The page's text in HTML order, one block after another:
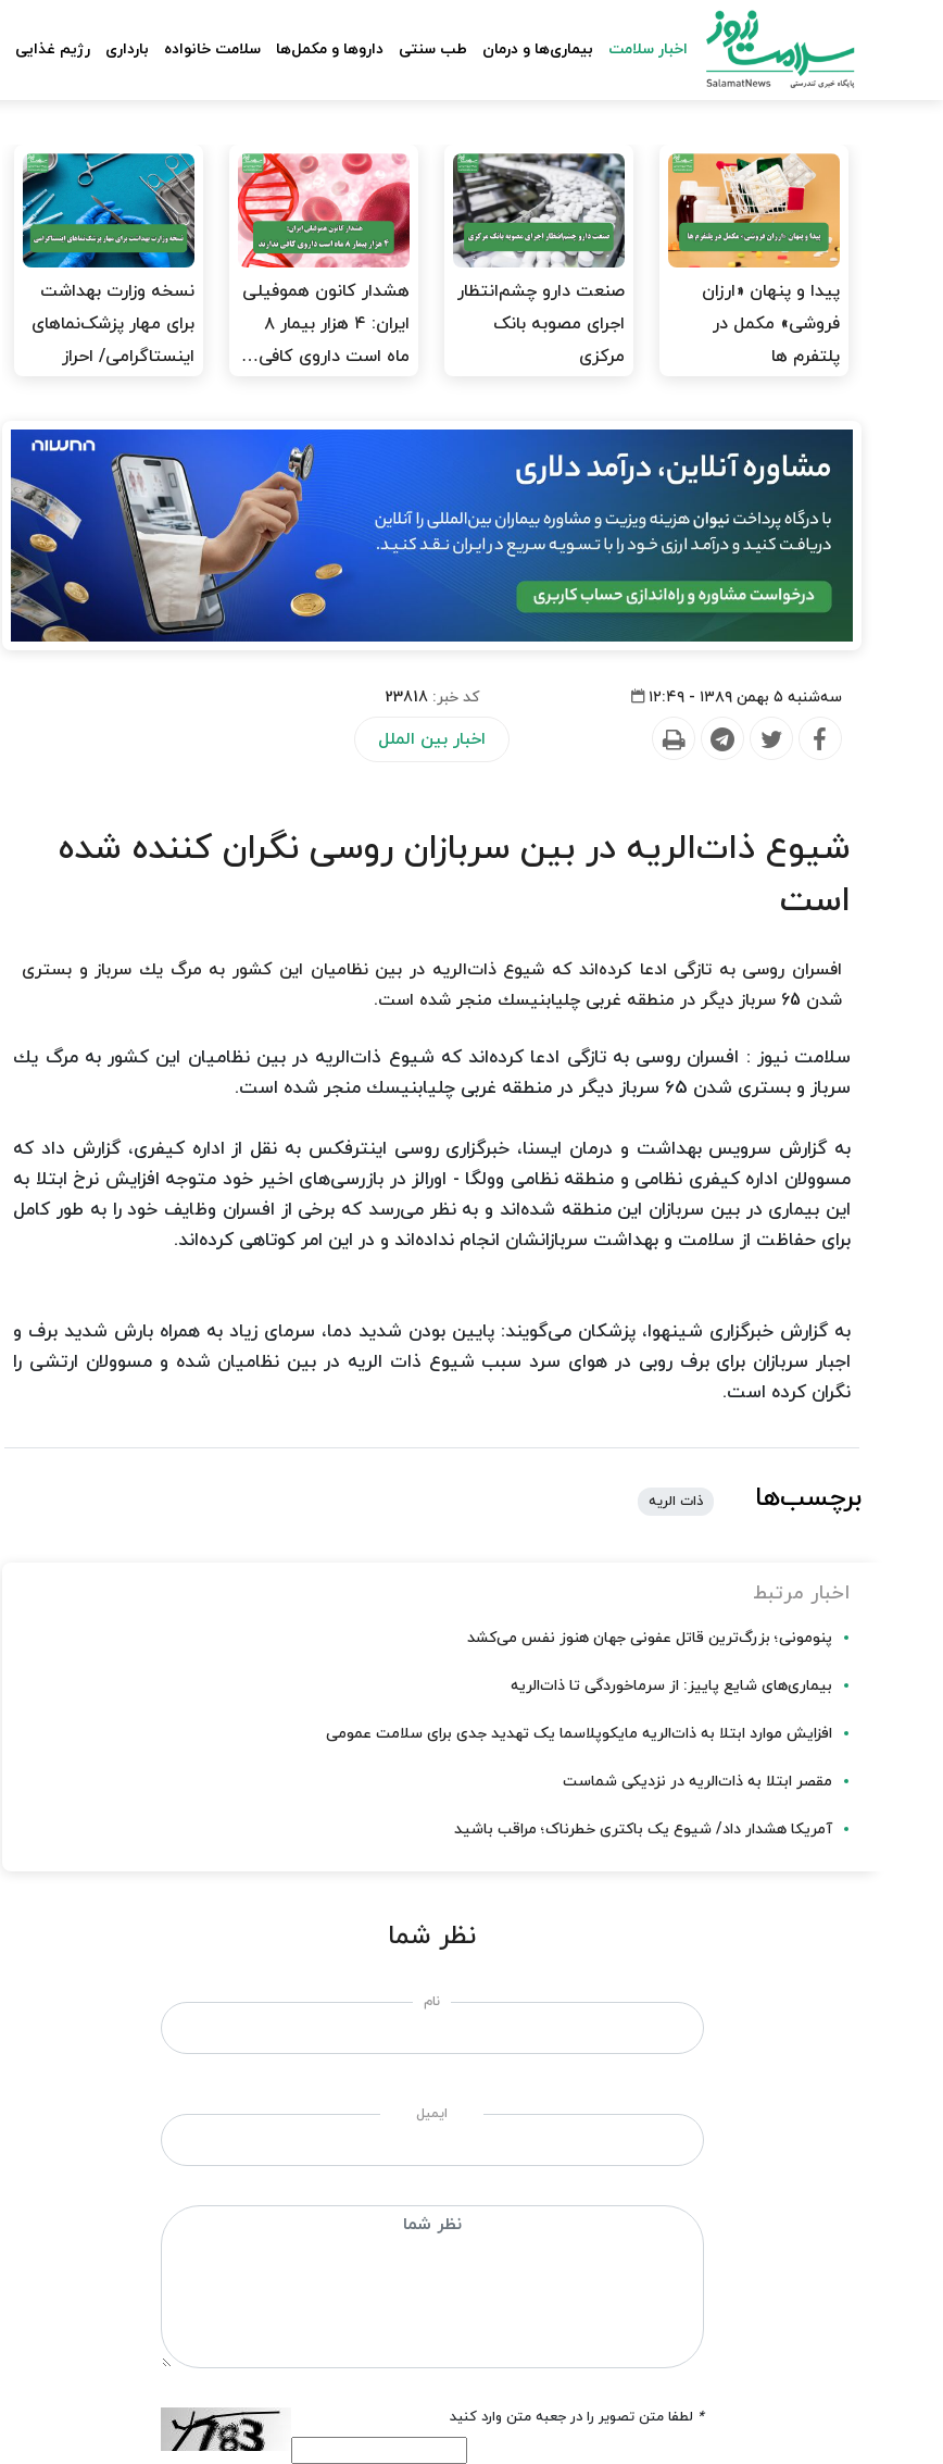
اخبار سلامت بیماری‌ها و درمان طب سنتی داروها و مکمل‌ها سلامت خانواده بارداری رژیم غذایی
پیدا و پنهان «ارزان
فروشی» مکمل در
پلتفرم ها
صنعت دارو چشم‌انتظار
اجرای مصوبه بانک
مرکزی
هشدار کانون هموفیلی
ایران: ۴ هزار بیمار ۸
ماه است داروی کافی…
نسخه وزارت بهداشت
برای مهار پزشک‌نماهای
اینستاگرامی/ احراز
سه‌شنبه ۵ بهمن ۱۳۸۹ - ۱۲:۴۹ کد خبر: 23818
اخبار بین الملل
شیوع ذات‌الریه در بین سربازان روسی نگران كننده شده
است
افسران روسی به تازگی ادعا كرده‌اند كه شیوع ذات‌الریه در بین نظامیان این كشور به مرگ یك سرباز و بستری
شدن 65 سرباز دیگر در منطقه غربی چلیابنیسك منجر شده است.
سلامت نیوز : افسران روسی به تازگی ادعا كرده‌اند كه شیوع ذات‌الریه در بین نظامیان این كشور به مرگ یك
سرباز و بستری شدن 65 سرباز دیگر در منطقه غربی چلیابنیسك منجر شده است.
به گزارش سرویس بهداشت و درمان ایسنا، خبرگزاری روسی اینترفكس به نقل از اداره كیفری، گزارش داد كه
مسوولان اداره كیفری نظامی و منطقه نظامی وولگا - اورالز در بازرسی‌های اخیر خود متوجه افزایش نرخ ابتلا به
این بیماری در بین سربازان این منطقه شده‌اند و به نظر می‌رسد كه برخی از افسران وظایف خود را به طور كامل
برای حفاظت از سلامت و بهداشت سربازانشان انجام نداده‌اند و در این امر كوتاهی كرده‌اند.
به گزارش خبرگزاری شینهوا، پزشكان می‌گویند: پایین بودن شدید دما، سرمای زیاد به همراه بارش شدید برف و
اجبار سربازان برای برف روبی در هوای سرد سبب شیوع ذات الریه در بین نظامیان شده و مسوولان ارتشی را
نگران كرده است.
برچسب‌ها ذات الریه
اخبار مرتبط
پنومونی؛ بزرگ‌ترین قاتل عفونی جهان هنوز نفس می‌کشد
بیماری‌های شایع پاییز: از سرماخوردگی تا ذات‌الریه
افزایش موارد ابتلا به ذات‌الریه مایکوپلاسما یک تهدید جدی برای سلامت عمومی
مقصر ابتلا به ذات‌الریه در نزدیکی شماست
آمریکا هشدار داد/ شیوع یک باکتری خطرناک؛ مراقب باشید
نظر شما
نام
ایمیل
* لطفا متن تصویر را در جعبه متن وارد کنید